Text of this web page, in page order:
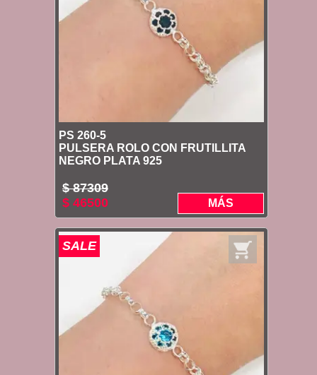
PS 260-5
PULSERA ROLO CON FRUTILLITA
NEGRO PLATA 925
$ 87309
$ 46500
MÁS
SALE